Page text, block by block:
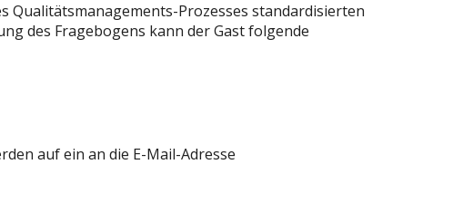
Qualitätsmanagements-Prozesses standardisierten
des Fragebogens kann der Gast folgende
auf ein an die E-Mail-Adresse